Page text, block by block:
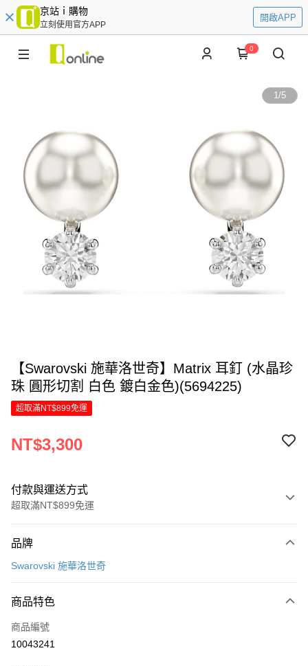
京站ｉ購物
立刻使用官方APP
開啟APP
0
1/5
【Swarovski 施華洛世奇】Matrix 耳釘 (水晶珍
珠 圓形切割 白色 鍍白金色)(5694225)
超取滿NT$899免運
NT$3,300
付款與運送方式
超取滿NT$899免運
信用卡一次付款
Apple Pay
街口支付
品牌
Swarovski 施華洛世奇
商品特色
商品編號
10043241